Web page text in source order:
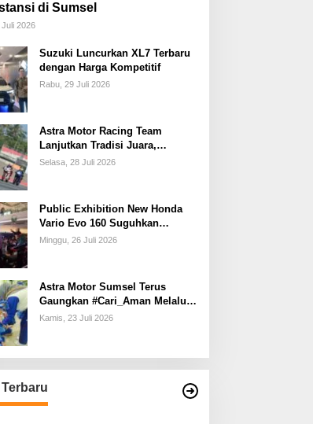
di Sumsel
2026
Suzuki Luncurkan XL7 Terbaru
dengan Harga Kompetitif
Rabu, 29 Juli 2026
Astra Motor Racing Team
Lanjutkan Tradisi Juara,
Kumpulkan 7 Podium di
Selasa, 28 Juli 2026
Public Exhibition New Honda
Vario Evo 160 Suguhkan
Beragam Hiburan dan Inspirasi
Minggu, 26 Juli 2026
Astra Motor Sumsel Terus
Gaungkan #Cari_Aman Melalui
Edukasi Safety Riding di
Kamis, 23 Juli 2026